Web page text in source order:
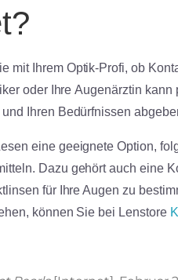
mit Ihrem Optik-Profi, ob
oder Ihre Augenärztin
Ihren Bedürfnissen
eine geeignete Option,
Dazu gehört auch eine
für Ihre Augen zu
können Sie bei Lenstore